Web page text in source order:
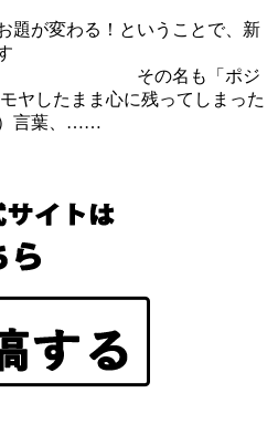
題が変わる！ということで、新
も「ポジ
ヤしたまま心に残ってしまった
）言葉、……